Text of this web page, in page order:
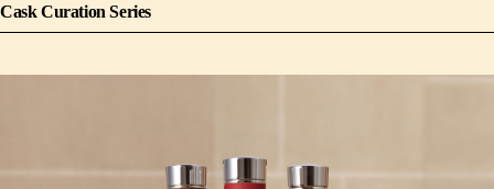
Cask Curation Series